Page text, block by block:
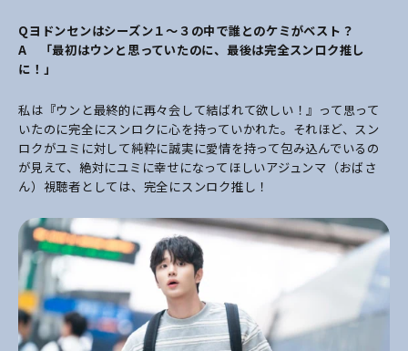
Qヨドンセンはシーズン１～３の中で誰とのケミがベスト？
A 「最初はウンと思っていたのに、最後は完全スンロク推し
に！」
私は『ウンと最終的に再々会して結ばれて欲しい！』って思って
いたのに完全にスンロクに心を持っていかれた。それほど、スン
ロクがユミに対して純粋に誠実に愛情を持って包み込んでいるの
が見えて、絶対にユミに幸せになってほしいアジュンマ（おばさ
ん）視聴者としては、完全にスンロク推し！